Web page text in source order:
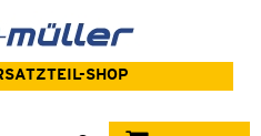
SHOP